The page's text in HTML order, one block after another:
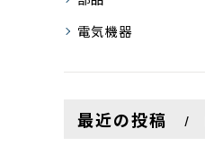
電気機器
最近の投稿